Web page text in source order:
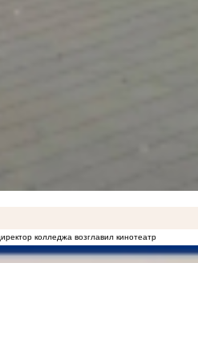
колледжа возглавил кинотеатр